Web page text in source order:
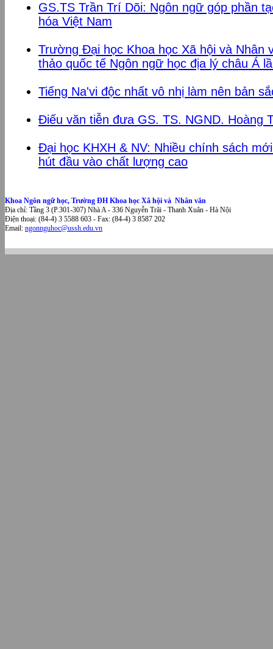
GS.TS Trần Trí Dõi: Ngôn ngữ góp phần
hóa Việt Nam
Trường Đại học Khoa học Xã hội và Nhân
thảo quốc tế Ngôn ngữ học địa lý châu Á
Tiếng Na'vi độc nhất vô nhị làm nên bản
Điếu văn tiễn đưa GS. TS. NGND. Hoàng
Đại học KHXH & NV: Nhiều chính sách
hút đầu vào chất lượng cao
Khoa Ngôn ngữ học, Trường ĐH Khoa học Xã hội và Nhân văn
Địa chỉ: Tầng 3 (P.301-307) Nhà A - 336 Nguyễn Trãi - Thanh Xuân - Hà Nội
Điện thoại: (84-4) 3 5588 603 - Fax: (84-4) 3 8587 202
Email: ngonnguhoc@ussh.edu.vn